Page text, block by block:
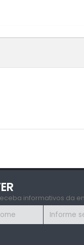
informativos da